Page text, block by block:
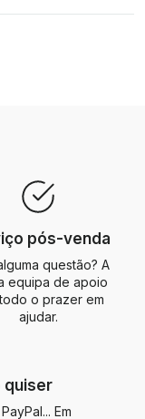
pós-venda
questão? A
equipa de apoio
o prazer em
ajudar.
quiser
Em